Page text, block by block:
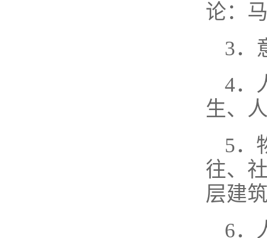
论：
3．
4．
生、
5．
往、
层建
6．